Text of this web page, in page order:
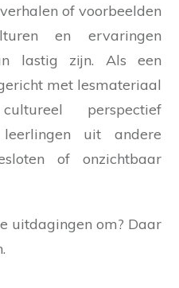
of voorbeelden
en ervaringen
lastig zijn. Als een
met lesmateriaal
perspectief
uit andere
of onzichtbaar
uitdagingen om? Daar